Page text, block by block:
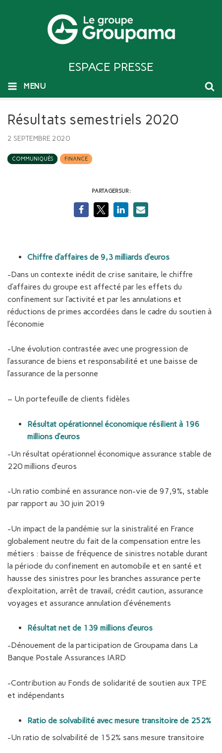
ESPACE PRESSE
MENU
Résultats semestriels 2020
2 SEPTEMBRE 2020
COMMUNIQUÉS FINANCE
PARTAGER SUR :
Chiffre d’affaires de 9,3 milliards d’euros
-Dans un contexte inédit de crise sanitaire, le chiffre
d’affaires du groupe est affecté par les effets du
confinement sur l’activité et par les annulations et
réductions de primes accordées dans le cadre du soutien à
l’économie
-Une évolution contrastée avec une progression de
l’assurance de biens et responsabilité et une baisse de
l’assurance de la personne
– Un portefeuille de clients fidèles
Résultat opérationnel économique résilient à 196
millions d’euros
-Un résultat opérationnel économique assurance stable de
220 millions d’euros
-Un ratio combiné en assurance non-vie de 97,9%, stable
par rapport au 30 juin 2019
-Un impact de la pandémie sur la sinistralité en France
globalement neutre du fait de la compensation entre les
métiers : baisse de fréquence de sinistres notable durant
la période du confinement en automobile et en santé et
hausse des sinistres pour les branches assurance perte
d’exploitation, arrêt de travail, crédit caution, assurance
voyages et assurance annulation d’événements
Résultat net de 139 millions d’euros
-Dénouement de la participation de Groupama dans La
Banque Postale Assurances IARD
-Contribution au Fonds de solidarité de soutien aux TPE
et indépendants
Ratio de solvabilité avec mesure transitoire de 252%
-Un ratio de solvabilité de 152% sans mesure transitoire